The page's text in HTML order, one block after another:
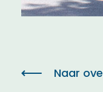
Naar